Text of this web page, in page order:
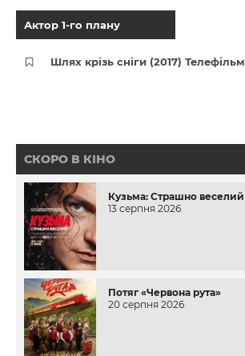
Актор 1-го плану
Шлях крізь сніги (2017) Телефільм
СКОРО В КІНО
Кузьма: Страшно веселий
13 серпня 2026
Потяг «Червона рута»
20 серпня 2026